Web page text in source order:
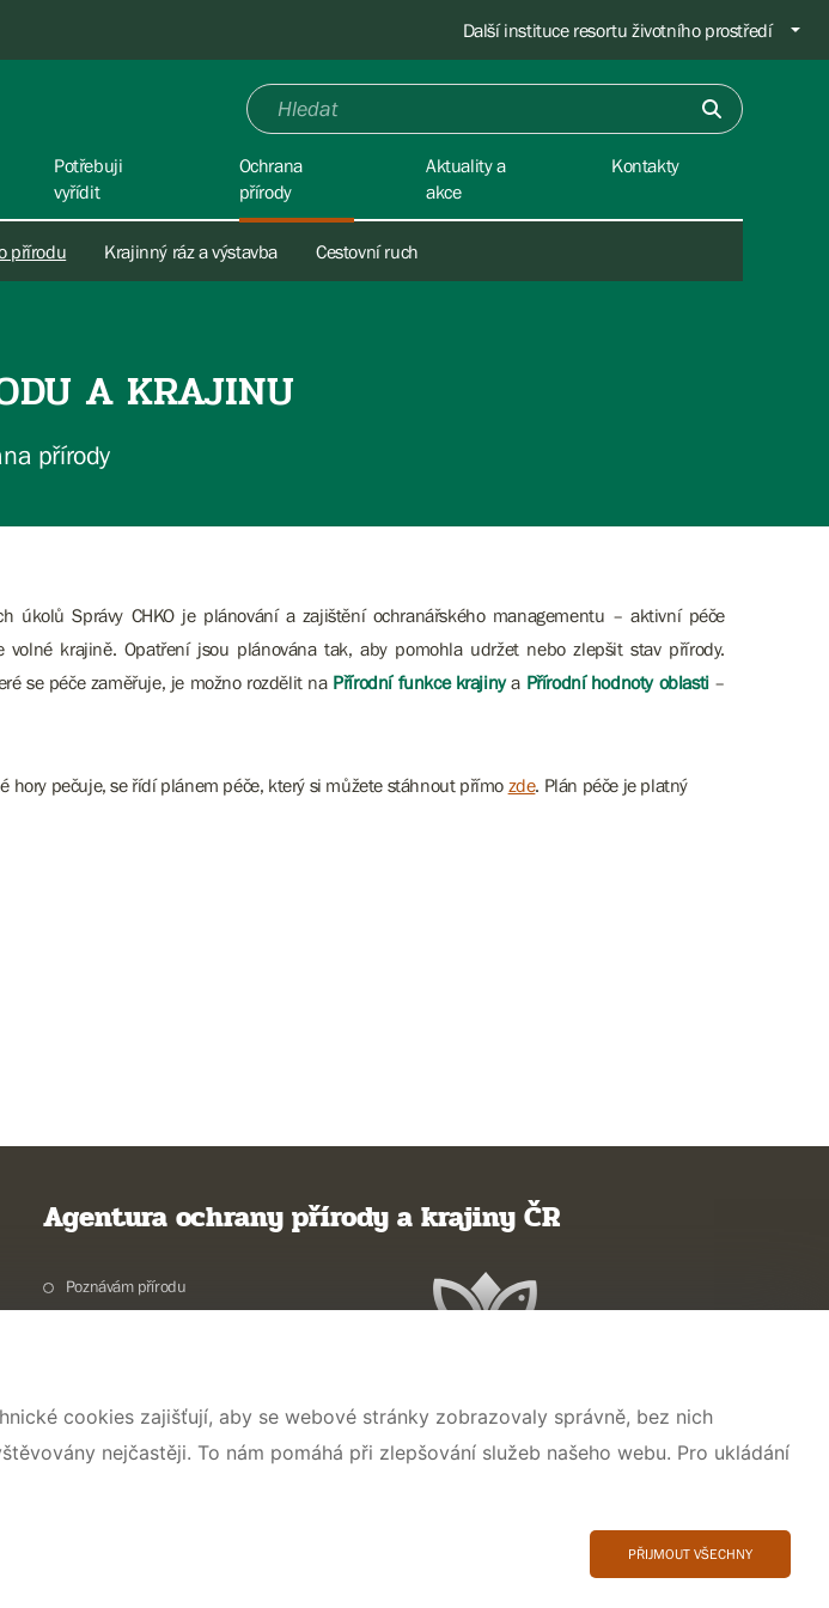
Další instituce resortu životního prostředí
Potřebuji
vyřídit
Ochrana
přírody
přírodu Krajinný ráz a výstavba Cestovní ruch
Aktuality a
akce
Kontakty
A KRAJINU
přírody
úkolů Správy CHKO je plánování a zajištění ochranářského managementu – aktivní péče
volné krajině. Opatření jsou plánována tak, aby pomohla udržet nebo zlepšit stav přírody.
se péče zaměřuje, je možno rozdělit na Přírodní funkce krajinya Přírodní hodnoty oblasti –
hory pečuje, se řídí plánem péče, který si můžete stáhnout přímo zde. Plán péče je platný
Agentura ochrany přírody a krajiny ČR
Poznávám přírodu
Dokumentujeme přírodu
O nás
cookies zajišťují, aby se webové stránky zobrazovaly správně, bez nich
nejčastěji. To nám pomáhá při zlepšování služeb našeho webu. Pro ukládání
PŘIJMOUT VŠECHNY